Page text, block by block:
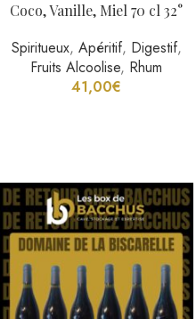
Coco, Vanille, Miel 70 cl 32°
Spiritueux, Apéritif, Digestif,
Fruits Alcoolise, Rhum
41,00€